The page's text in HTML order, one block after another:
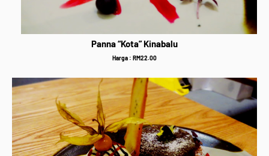
Panna “Kota” Kinabalu
Harga : RM22.00